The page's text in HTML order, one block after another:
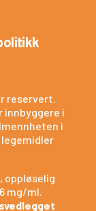
reservert.
i
i
oppløselig
mg/ml.